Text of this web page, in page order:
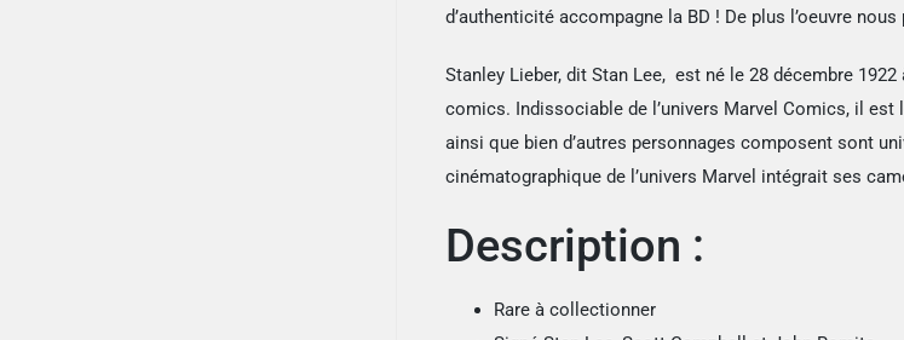
d’authenticité accompagne la BD ! De plus l’oeuvre
Stanley Lieber, dit Stan Lee, est né le 28 décembre
comics. Indissociable de l’univers Marvel Comics, il est
ainsi que bien d’autres personnages composent sont
cinématographique de l’univers Marvel intégrait ses
Description :
Rare à collectionner